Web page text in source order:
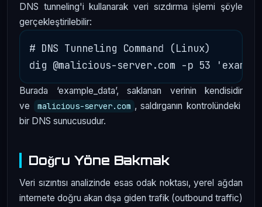
DNS tunneling'i kullanarak veri sızdırma işlemi şöyle
gerçekleştirilebilir:
# DNS Tunneling Command (Linux)
Burada ‘example_data’, saklanan verinin kendisidir
ve
malicious-server.com , saldırganın kontrolündeki
bir DNS sunucusudur.
Doğru Yöne Bakmak
Veri sızıntısı analizinde esas odak noktası, yerel ağdan
internete doğru akan dışa giden trafik (outbound traffic)